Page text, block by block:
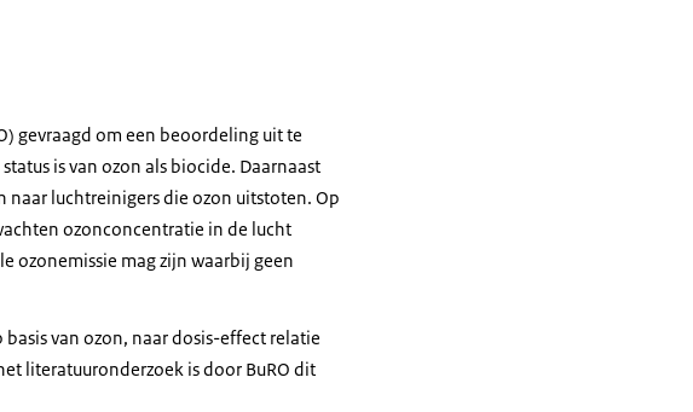
gevraagd om een beoordeling uit te
is van ozon als biocide. Daarnaast
naar luchtreinigers die ozon uitstoten. Op
ozonconcentratie in de lucht
ozonemissie mag zijn waarbij geen
van ozon, naar dosis-effect relatie
literatuuronderzoek is door BuRO dit